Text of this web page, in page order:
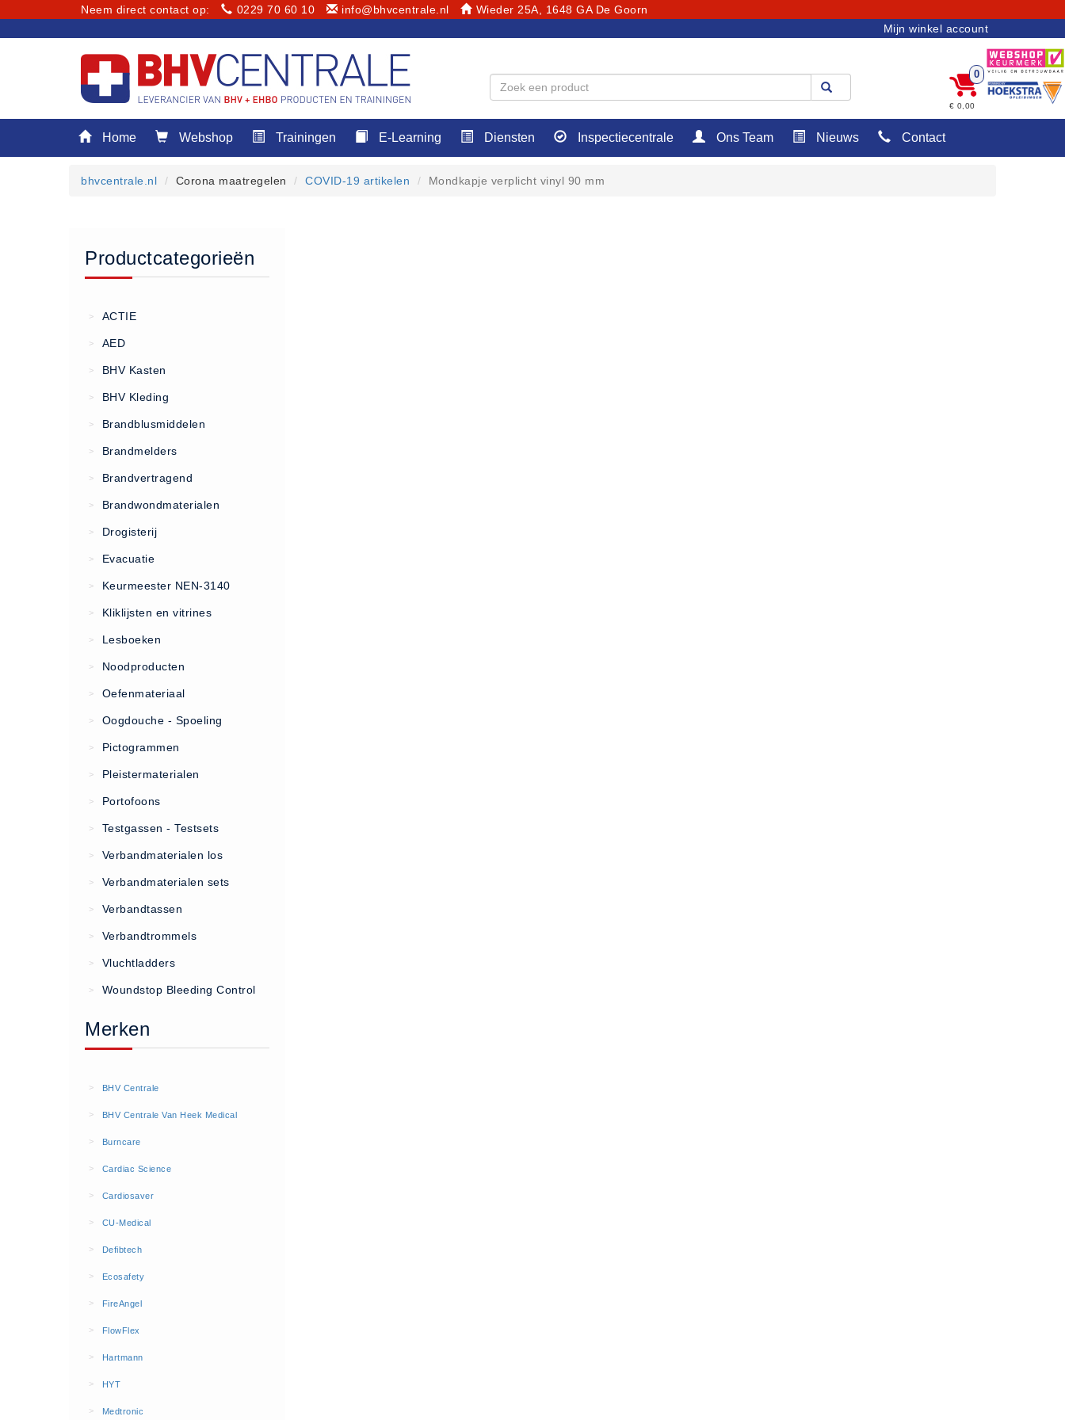
Neem direct contact op: 0229 70 60 10 info@bhvcentrale.nl Wieder 25A, 1648 GA De Goorn
Home
Keuringen
Bedrijfsnoodplannen
Inspectiecentrale
Ons Team
Nieuws
Contact
Algemene Voorwaarden
Vacatures
AED apparaten (11)
AED apparaten (11)
AED batterijen (12)
AED binnen - buiten kasten (11)
AED elektroden (18)
AED tassen (14)
BHV kasten (5)
BHV kasten (0)
Evacuatie - Zaklampen (0)
Kleding - Hesjes (0)
Brandblusmiddelen
Schuimblussers (6)
Brandmelders
CO melders (2)
Mijn winkel account
0
€ 0,00
Home Webshop Trainingen E-Learning Diensten Inspectiecentrale Ons Team Nieuws Contact
bhvcentrale.nl Corona maatregelen COVID-19 artikelen Mondkapje verplicht vinyl 90 mm
Productcategorieën
> ACTIE
> AED
> BHV Kasten
> BHV Kleding
> Brandblusmiddelen
> Brandmelders
> Brandvertragend
> Brandwondmaterialen
> Drogisterij
> Evacuatie
> Keurmeester NEN-3140
> Kliklijsten en vitrines
> Lesboeken
> Noodproducten
> Oefenmateriaal
> Oogdouche - Spoeling
> Pictogrammen
> Pleistermaterialen
> Portofoons
> Testgassen - Testsets
> Verbandmaterialen los
> Verbandmaterialen sets
> Verbandtassen
> Verbandtrommels
> Vluchtladders
> Woundstop Bleeding Control
Merken
> BHV Centrale
> BHV Centrale Van Heek Medical
> Burncare
> Cardiac Science
> Cardiosaver
> CU-Medical
> Defibtech
> Ecosafety
> FireAngel
> FlowFlex
> Hartmann
> HYT
> Medtronic